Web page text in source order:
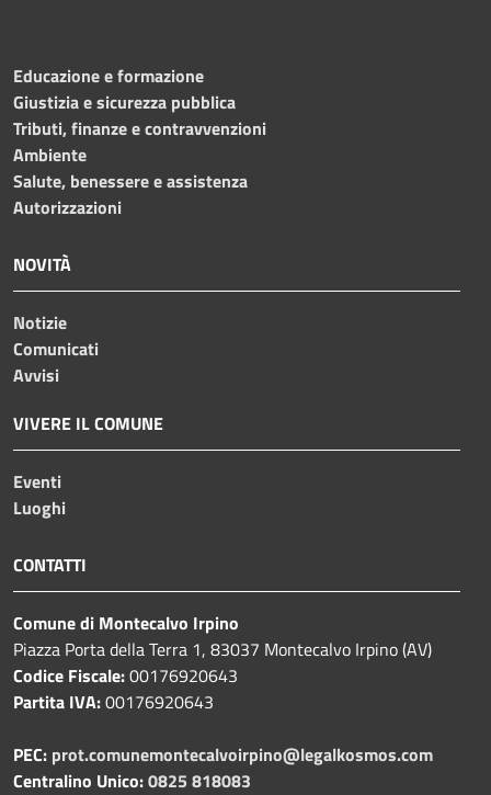
Educazione e formazione
Giustizia e sicurezza pubblica
Tributi, finanze e contravvenzioni
Ambiente
Salute, benessere e assistenza
Autorizzazioni
NOVITÀ
Notizie
Comunicati
Avvisi
VIVERE IL COMUNE
Eventi
Luoghi
CONTATTI
Comune di Montecalvo Irpino
Piazza Porta della Terra 1, 83037 Montecalvo Irpino (AV)
Codice Fiscale:00176920643
Partita IVA:00176920643
PEC: prot.comunemontecalvoirpino@legalkosmos.com
Centralino Unico:0825 818083